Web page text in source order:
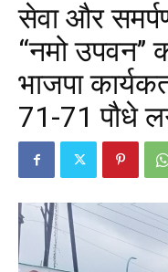
सेवा और
‘‘नमो
भाजपा
71-71 पौधे